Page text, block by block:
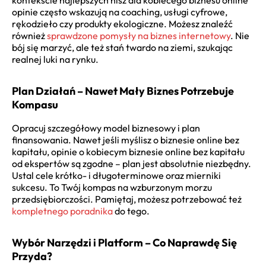
opinie często wskazują na coaching, usługi cyfrowe,
rękodzieło czy produkty ekologiczne. Możesz znaleźć
równieżsprawdzone pomysły na biznes internetowy. Nie
bój się marzyć, ale też stań twardo na ziemi, szukając
realnej luki na rynku.
Plan Działań – Nawet Mały Biznes Potrzebuje
Kompasu
Opracuj szczegółowy model biznesowy i plan
finansowania. Nawet jeśli myślisz o biznesie online bez
kapitału, opinie o kobiecym biznesie online bez kapitału
od ekspertów są zgodne – plan jest absolutnie niezbędny.
Ustal cele krótko- i długoterminowe oraz mierniki
sukcesu. To Twój kompas na wzburzonym morzu
przedsiębiorczości. Pamiętaj, możesz potrzebować też
kompletnego poradnikado tego.
Wybór Narzędzi i Platform – Co Naprawdę Się
Przyda?